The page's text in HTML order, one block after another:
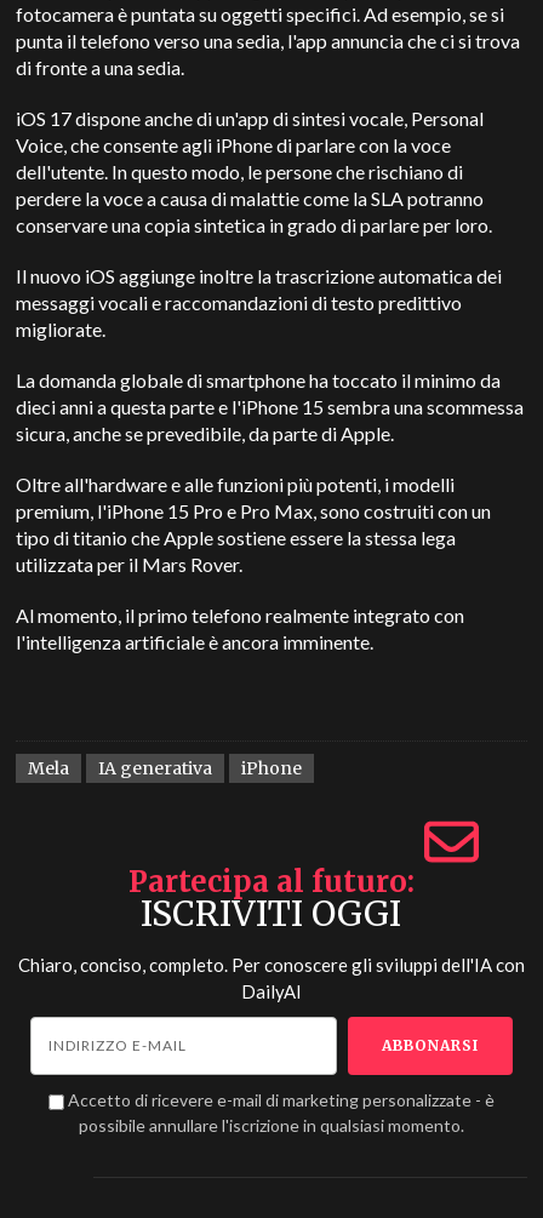
fotocamera è puntata su oggetti specifici. Ad esempio, se si
punta il telefono verso una sedia, l'app annuncia che ci si trova
di fronte a una sedia.
iOS 17 dispone anche di un'app di sintesi vocale, Personal
Voice, che consente agli iPhone di parlare con la voce
dell'utente. In questo modo, le persone che rischiano di
perdere la voce a causa di malattie come la SLA potranno
conservare una copia sintetica in grado di parlare per loro.
Il nuovo iOS aggiunge inoltre la trascrizione automatica dei
messaggi vocali e raccomandazioni di testo predittivo
migliorate.
La domanda globale di smartphone ha toccato il minimo da
dieci anni a questa parte e l'iPhone 15 sembra una scommessa
sicura, anche se prevedibile, da parte di Apple.
Oltre all'hardware e alle funzioni più potenti, i modelli
premium, l'iPhone 15 Pro e Pro Max, sono costruiti con un
tipo di titanio che Apple sostiene essere la stessa lega
utilizzata per il Mars Rover.
Al momento, il primo telefono realmente integrato con
l'intelligenza artificiale è ancora imminente.
Mela IA generativa iPhone
Partecipa al futuro
ISCRIVITI OGGI
Chiaro, conciso, completo. Per conoscere gli sviluppi dell'IA con
DailyAI
Accetto di ricevere e-mail di marketing personalizzate - è
possibile annullare l'iscrizione in qualsiasi momento.